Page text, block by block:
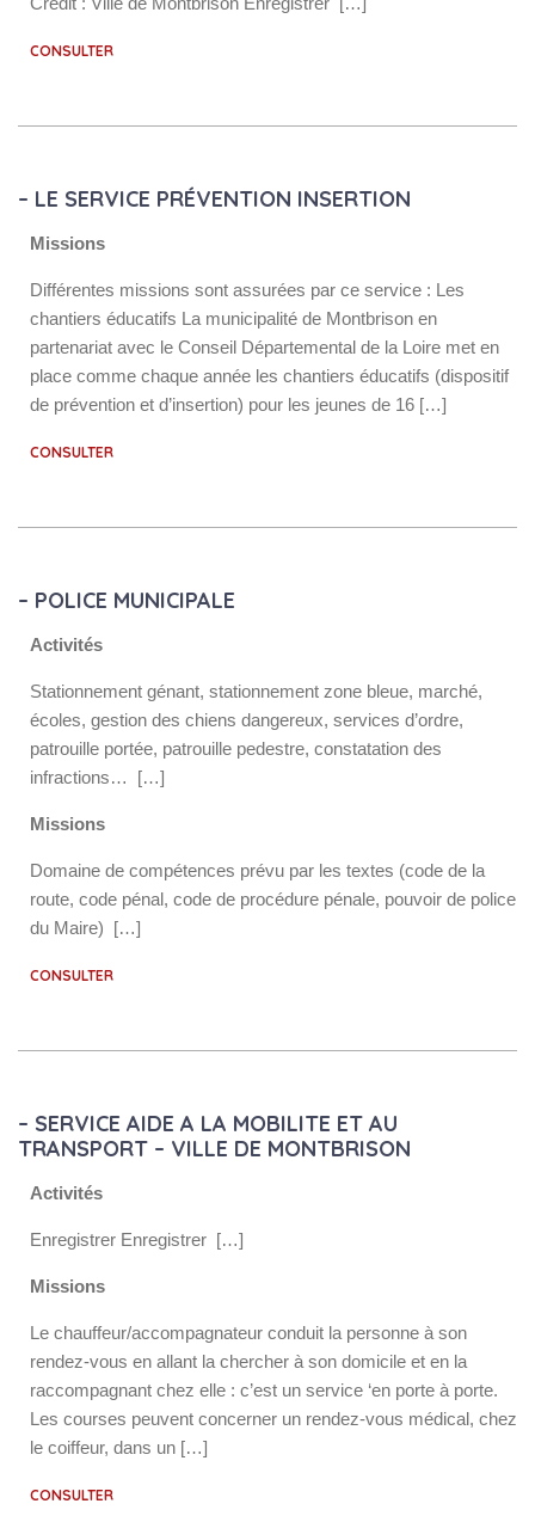
CONSULTER
– LE SERVICE PRÉVENTION INSERTION
Missions
Différentes missions sont assurées par ce service : Les
chantiers éducatifs La municipalité de Montbrison en
partenariat avec le Conseil Départemental de la Loire met en
place comme chaque année les chantiers éducatifs (dispositif
de prévention et d’insertion) pour les jeunes de 16 […]
CONSULTER
– POLICE MUNICIPALE
Activités
Stationnement génant, stationnement zone bleue, marché,
écoles, gestion des chiens dangereux, services d’ordre,
patrouille portée, patrouille pedestre, constatation des
infractions… […]
Missions
Domaine de compétences prévu par les textes (code de la
route, code pénal, code de procédure pénale, pouvoir de police
du Maire) […]
CONSULTER
– SERVICE AIDE A LA MOBILITE ET AU
TRANSPORT – VILLE DE MONTBRISON
Activités
Enregistrer Enregistrer […]
Missions
Le chauffeur/accompagnateur conduit la personne à son
rendez-vous en allant la chercher à son domicile et en la
raccompagnant chez elle : c’est un service ‘en porte à porte.
Les courses peuvent concerner un rendez-vous médical, chez
le coiffeur, dans un […]
CONSULTER